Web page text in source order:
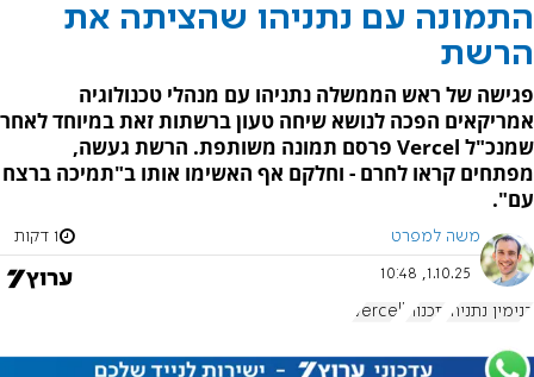
התמונה עם נתניהו שהציתה את
הרשת
פגישה של ראש הממשלה נתניהו עם מנהלי טכנולוגיה
אמריקאים הפכה לנושא שיחה טעון ברשתות זאת במיוחד לאחר
שמנכ"ל Vercel פרסם תמונה משותפת. הרשת געשה,
מפתחים קראו לחרם - וחלקם אף האשימו אותו ב"תמיכה ברצח
עם".
משה למפרט 1 דקות
1.10.25, 10:48
בנימין נתניהו תכנות Vercell